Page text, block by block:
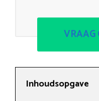
VRAAG
Inhoudsopgave